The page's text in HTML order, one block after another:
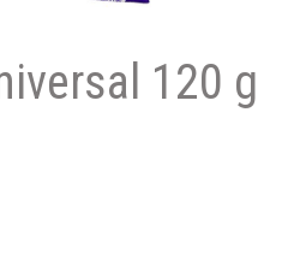
120 g